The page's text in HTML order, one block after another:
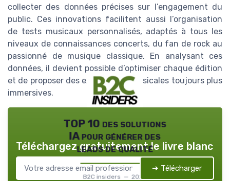
collecter des données précises sur l’engagement du
public. Ces innovations facilitent aussi l’organisation
de tests musicaux personnalisés, adaptés à tous les
niveaux de connaissances concerts, du fan de rock au
passionné de musique classique. En analysant ces
données, il devient possible d’optimiser chaque édition
et de proposer des expériences musicales toujours plus
immersives.
TOP 10 des solutions
IA pour générer des
leads de qualité
B2C insiders — 2026
Téléchargez gratuitement le livre blanc
➔ Télécharger